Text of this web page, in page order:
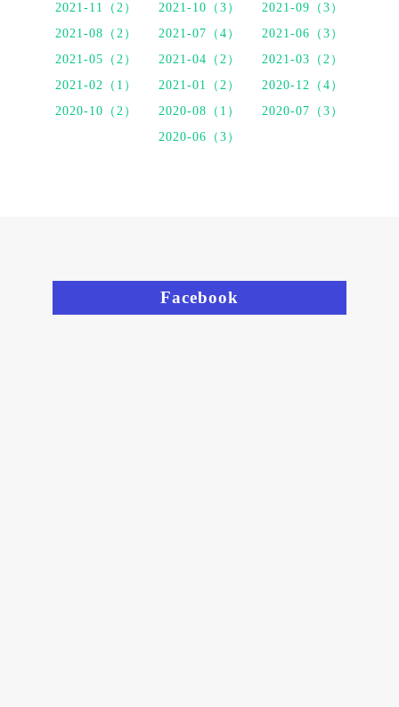
2021-11（2）
2021-10（3）
2021-09（3）
2021-08（2）
2021-07（4）
2021-06（3）
2021-05（2）
2021-04（2）
2021-03（2）
2021-02（1）
2021-01（2）
2020-12（4）
2020-10（2）
2020-08（1）
2020-07（3）
2020-06（3）
Facebook